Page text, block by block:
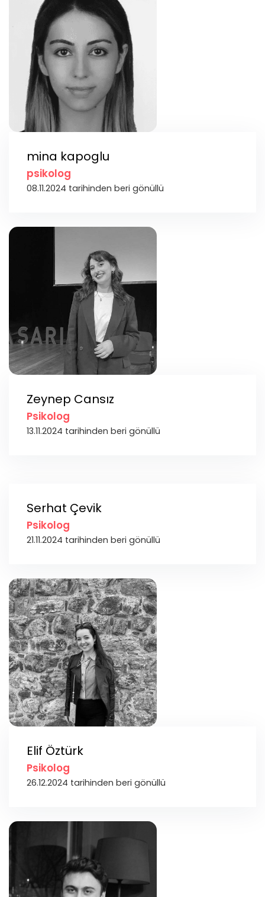
mina kapoglu
psikolog
08.11.2024 tarihinden beri gönüllü
Zeynep Cansız
Psikolog
13.11.2024 tarihinden beri gönüllü
Serhat Çevik
Psikolog
21.11.2024 tarihinden beri gönüllü
Elif Öztürk
Psikolog
26.12.2024 tarihinden beri gönüllü